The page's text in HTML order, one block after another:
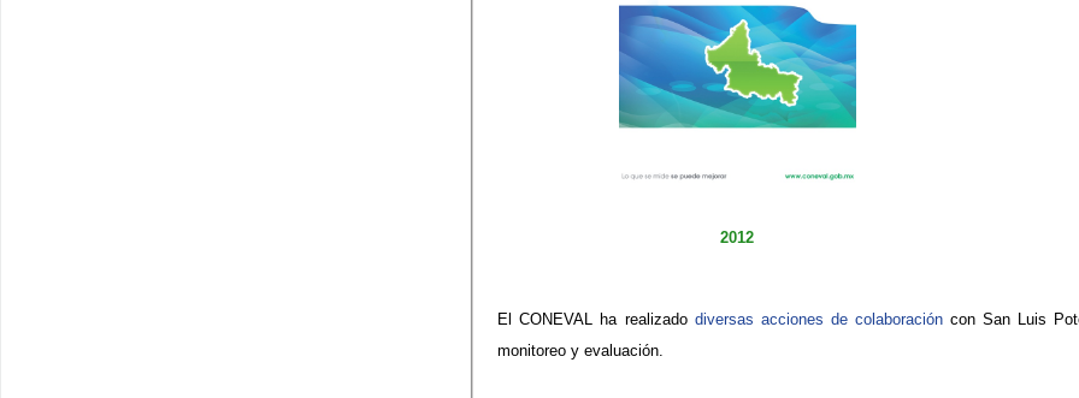
2012
El CONEVAL ha realizado diversas acciones de colaboracióncon San Luis
monitoreo y evaluación.